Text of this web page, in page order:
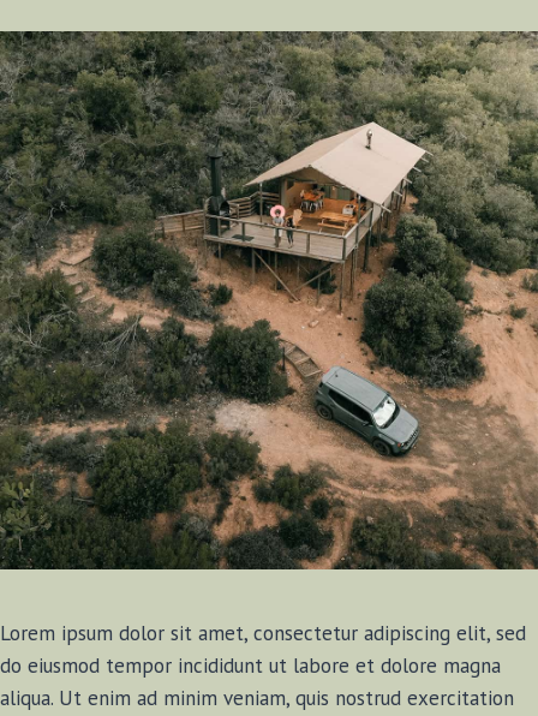
Lorem ipsum dolor sit amet, consectetur adipiscing elit, sed
do eiusmod tempor incididunt ut labore et dolore magna
aliqua. Ut enim ad minim veniam, quis nostrud exercitation